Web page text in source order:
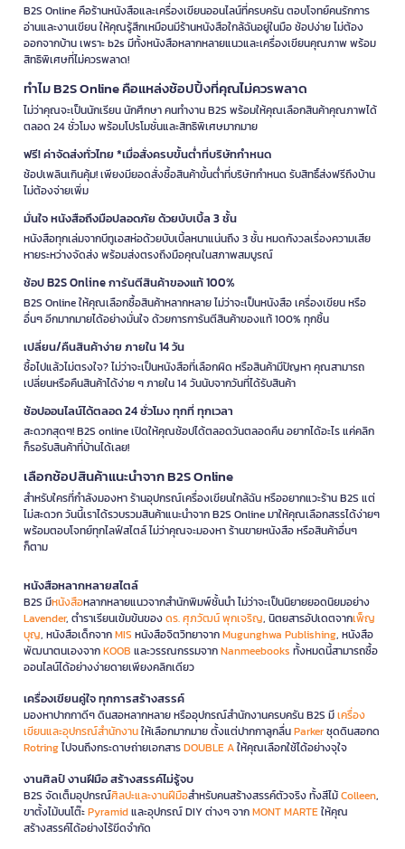
B2S Online คือร้านหนังสือและเครื่องเขียนออนไลน์ที่ครบครัน ตอบโจทย์คนรักการ
อ่านและงานเขียน ให้คุณรู้สึกเหมือนมีร้านหนังสือใกล้ฉันอยู่ในมือ ช้อปง่าย ไม่ต้อง
ออกจากบ้าน เพราะ b2s มีทั้งหนังสือหลากหลายแนวและเครื่องเขียนคุณภาพ พร้อม
สิทธิพิเศษที่ไม่ควรพลาด!
ทำไม B2S Online คือแหล่งช้อปปิ้งที่คุณไม่ควรพลาด
ไม่ว่าคุณจะเป็นนักเรียน นักศึกษา คนทำงาน B2S พร้อมให้คุณเลือกสินค้าคุณภาพได้
ตลอด 24 ชั่วโมง พร้อมโปรโมชั่นและสิทธิพิเศษมากมาย
ฟรี! ค่าจัดส่งทั่วไทย *เมื่อสั่งครบขั้นต่ำที่บริษัทกำหนด
ช้อปเพลินเกินคุ้ม! เพียงมียอดสั่งซื้อสินค้าขั้นต่ำที่บริษัทกำหนด รับสิทธิ์ส่งฟรีถึงบ้าน
ไม่ต้องจ่ายเพิ่ม
มั่นใจ หนังสือถึงมือปลอดภัย ด้วยบับเบิ้ล 3 ชั้น
หนังสือทุกเล่มจากบีทูเอสห่อด้วยบับเบิ้ลหนาแน่นถึง 3 ชั้น หมดกังวลเรื่องความเสีย
หายระหว่างจัดส่ง พร้อมส่งตรงถึงมือคุณในสภาพสมบูรณ์
ช้อป B2S Online การันตีสินค้าของแท้ 100%
B2S Online ให้คุณเลือกซื้อสินค้าหลากหลาย ไม่ว่าจะเป็นหนังสือ เครื่องเขียน หรือ
อื่นๆ อีกมากมายได้อย่างมั่นใจ ด้วยการการันตีสินค้าของแท้ 100% ทุกชิ้น
เปลี่ยน/คืนสินค้าง่าย ภายใน 14 วัน
ซื้อไปแล้วไม่ตรงใจ? ไม่ว่าจะเป็นหนังสือที่เลือกผิด หรือสินค้ามีปัญหา คุณสามารถ
เปลี่ยนหรือคืนสินค้าได้ง่าย ๆ ภายใน 14 วันนับจากวันที่ได้รับสินค้า
ช้อปออนไลน์ได้ตลอด 24 ชั่วโมง ทุกที่ ทุกเวลา
สะดวกสุดๆ! B2S online เปิดให้คุณช้อปได้ตลอดวันตลอดคืน อยากได้อะไร แค่คลิก
ก็รอรับสินค้าที่บ้านได้เลย!
เลือกช้อปสินค้าแนะนำจาก B2S Online
สำหรับใครที่กำลังมองหา ร้านอุปกรณ์เครื่องเขียนใกล้ฉัน หรืออยากแวะร้าน B2S แต่
ไม่สะดวก วันนี้เราได้รวบรวมสินค้าแนะนำจาก B2S Online มาให้คุณเลือกสรรได้ง่ายๆ
พร้อมตอบโจทย์ทุกไลฟ์สไตล์ ไม่ว่าคุณจะมองหา ร้านขายหนังสือ หรือสินค้าอื่นๆ
ก็ตาม
หนังสือหลากหลายสไตล์
B2S มีหนังสือหลากหลายแนวจากสำนักพิมพ์ชั้นนำ ไม่ว่าจะเป็นนิยายยอดนิยมอย่าง
Lavender, ตำราเรียนเข้มข้นของดร. ศุภวัฒน์ พุกเจริญ, นิตยสารอัปเดตจากเพ็ญ
บุญ, หนังสือเด็กจากMIS หนังสือจิตวิทยาจากMugunghwa Publishing, หนังสือ
พัฒนาตนเองจากKOOB และวรรณกรรมจากNanmeebooks ทั้งหมดนี้สามารถซื้อ
ออนไลน์ได้อย่างง่ายดายเพียงคลิกเดียว
เครื่องเขียนคู่ใจ ทุกการสร้างสรรค์
มองหาปากกาดีๆ ดินสอหลากหลาย หรืออุปกรณ์สำนักงานครบครัน B2S มีเครื่อง
เขียนและอุปกรณ์สำนักงานให้เลือกมากมาย ตั้งแต่ปากกาลูกลื่นParkerชุดดินสอกด
Rotringไปจนถึงกระดาษถ่ายเอกสารDOUBLE Aให้คุณเลือกใช้ได้อย่างจุใจ
งานศิลป์ งานฝีมือ สร้างสรรค์ไม่รู้จบ
B2S จัดเต็มอุปกรณ์ศิลปะและงานฝีมือสำหรับคนสร้างสรรค์ตัวจริง ทั้งสีไม้Colleen,
ขาตั้งไม้บนโต๊ะPyramidและอุปกรณ์ DIY ต่างๆ จากMONT MARTEให้คุณ
สร้างสรรค์ได้อย่างไร้ขีดจำกัด